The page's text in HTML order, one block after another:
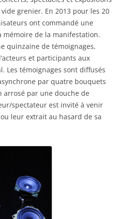
grenier. En 2013 pour les 20
ont commandé une
de la manifestation.
quinzaine de témoignages,
et participants aux
Les témoignages sont diffusés
par quatre bouquets
par une douche de
spectateur est invité à venir
leur extrait au hasard de sa